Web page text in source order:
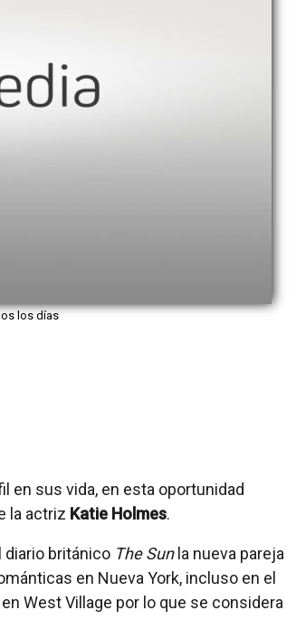
los días
en sus vida, en esta oportunidad
la actriz Katie Holmes.
diario británico The Sunla nueva pareja
en Nueva York, incluso en el
en West Village por lo que se considera